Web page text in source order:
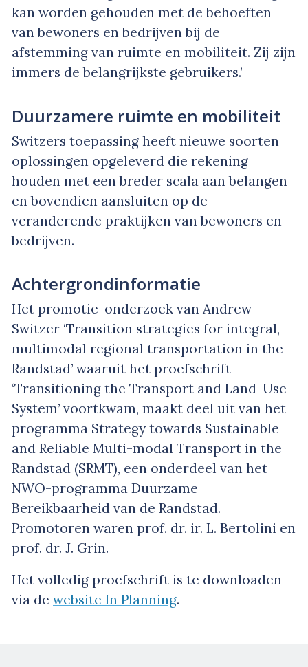
kan worden gehouden met de behoeften
van bewoners en bedrijven bij de
afstemming van ruimte en mobiliteit. Zij zijn
immers de belangrijkste gebruikers.’
Duurzamere ruimte en mobiliteit
Switzers toepassing heeft nieuwe soorten
oplossingen opgeleverd die rekening
houden met een breder scala aan belangen
en bovendien aansluiten op de
veranderende praktijken van bewoners en
bedrijven.
Achtergrondinformatie
Het promotie-onderzoek van Andrew
Switzer ‘Transition strategies for integral,
multimodal regional transportation in the
Randstad’ waaruit het proefschrift
‘Transitioning the Transport and Land-Use
System’ voortkwam, maakt deel uit van het
programma Strategy towards Sustainable
and Reliable Multi-modal Transport in the
Randstad (SRMT), een onderdeel van het
NWO-programma Duurzame
Bereikbaarheid van de Randstad.
Promotoren waren prof. dr. ir. L. Bertolini en
prof. dr. J. Grin.
Het volledig proefschrift is te downloaden
via de website In Planning.